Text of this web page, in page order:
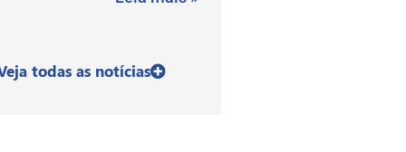
todas as notícias